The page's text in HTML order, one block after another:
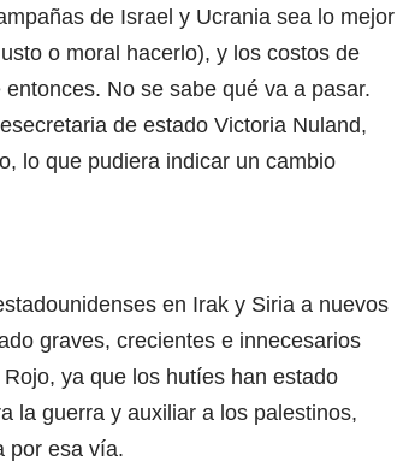
de Israel y Ucrania sea lo mejor
o moral hacerlo), y los costos de
No se sabe qué va a pasar.
de estado Victoria Nuland,
lo que pudiera indicar un cambio
en Irak y Siria a nuevos
graves, crecientes e innecesarios
ya que los hutíes han estado
la guerra y auxiliar a los palestinos,
por esa vía.